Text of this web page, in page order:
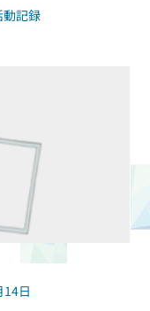
記録
14日